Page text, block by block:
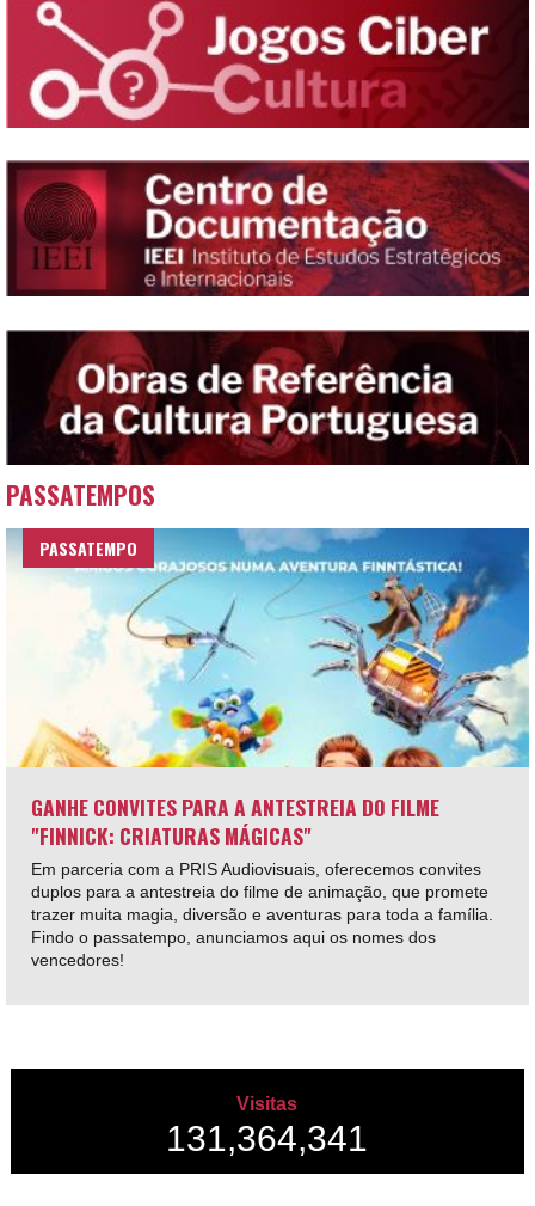
PASSATEMPOS
PASSATEMPO
GANHE CONVITES PARA A ANTESTREIA DO FILME
"FINNICK: CRIATURAS MÁGICAS"
Em parceria com a PRIS Audiovisuais, oferecemos convites
duplos para a antestreia do filme de animação, que promete
trazer muita magia, diversão e aventuras para toda a família.
Findo o passatempo, anunciamos aqui os nomes dos
vencedores!
Visitas
131,364,341